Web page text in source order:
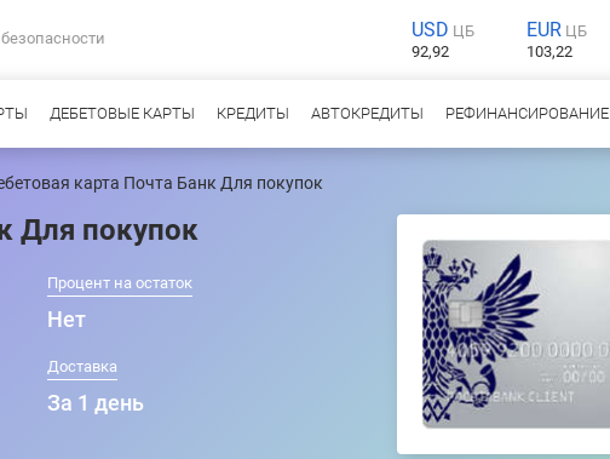
USD ЦБ
92,92
EUR ЦБ
103,22
ДЕБЕТОВЫЕ КАРТЫ КРЕДИТЫ АВТОКРЕДИТЫ РЕФИНАНСИРОВАНИЕ
карта Почта Банк Для покупок
Для покупок
Процент на остаток
Нет
Доставка
За 1 день